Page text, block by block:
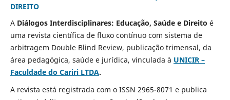
DIREITO
A Diálogos Interdisciplinares: Educação, Saúde e Direito é
uma revista científica de fluxo contínuo com sistema de
arbitragem Double Blind Review, publicação trimensal, da
área pedagógica, saúde e jurídica, vinculada à UNICIR –
Faculdade do Cariri LTDA.
A revista está registrada com o ISSN 2965-8071 e publica